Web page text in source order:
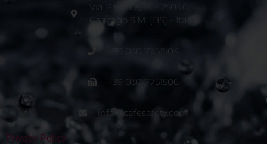
Via Pastore, 14 - 25046
Cazzago S.M. (BS) - Italia
+39 030 7751504
+39 030 7751506
info@safesafety.com
Privacy Policy